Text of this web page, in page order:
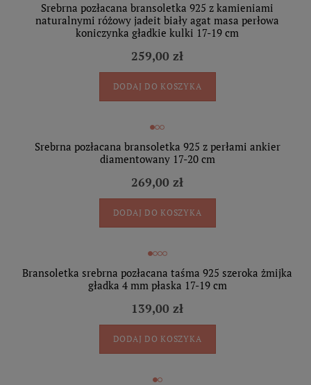
Srebrna pozłacana bransoletka 925 z kamieniami
naturalnymi różowy jadeit biały agat masa perłowa
koniczynka gładkie kulki 17-19 cm
259,00 zł
DODAJ DO KOSZYKA
Srebrna pozłacana bransoletka 925 z perłami ankier
diamentowany 17-20 cm
269,00 zł
DODAJ DO KOSZYKA
Bransoletka srebrna pozłacana taśma 925 szeroka żmijka
gładka 4 mm płaska 17-19 cm
139,00 zł
DODAJ DO KOSZYKA